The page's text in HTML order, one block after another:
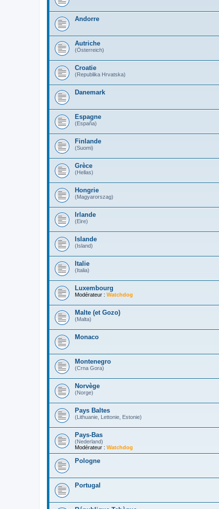
Andorre
Autriche
(Österreich)
Croatie
(Republika Hrvatska)
Danemark
Espagne
(España)
Finlande
(Suomi)
Grèce
(Hellas)
Hongrie
(Magyarorszag)
Irlande
(Eire)
Islande
(Island)
Italie
(Italia)
Luxembourg
Modérateur : Watchdog
Malte (et Gozo)
(Malta)
Monaco
Montenegro
(Crna Gora)
Norvège
(Norge)
Pays Baltes
(Lithuanie, Lettonie, Estonie)
Pays-Bas
(Nederland)
Modérateur : Watchdog
Pologne
Portugal